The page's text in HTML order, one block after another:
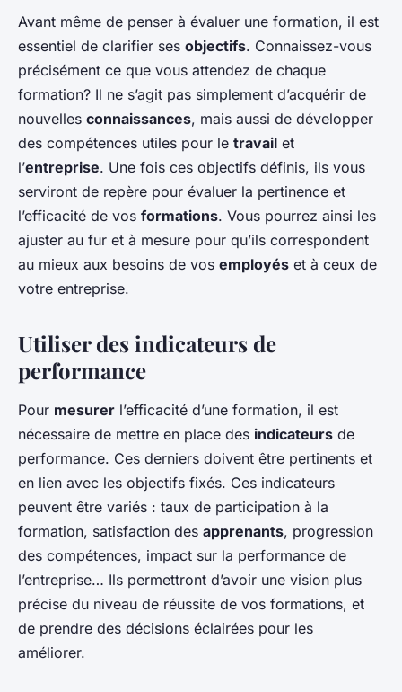
Avant même de penser à évaluer une formation, il est
essentiel de clarifier ses objectifs. Connaissez-vous
précisément ce que vous attendez de chaque
formation? Il ne s’agit pas simplement d’acquérir de
nouvelles connaissances, mais aussi de développer
des compétences utiles pour le travail et
l’entreprise. Une fois ces objectifs définis, ils vous
serviront de repère pour évaluer la pertinence et
l’efficacité de vos formations. Vous pourrez ainsi les
ajuster au fur et à mesure pour qu’ils correspondent
au mieux aux besoins de vos employés et à ceux de
votre entreprise.
Utiliser des indicateurs de
performance
Pour mesurer l’efficacité d’une formation, il est
nécessaire de mettre en place des indicateurs de
performance. Ces derniers doivent être pertinents et
en lien avec les objectifs fixés. Ces indicateurs
peuvent être variés : taux de participation à la
formation, satisfaction des apprenants, progression
des compétences, impact sur la performance de
l’entreprise… Ils permettront d’avoir une vision plus
précise du niveau de réussite de vos formations, et
de prendre des décisions éclairées pour les
améliorer.